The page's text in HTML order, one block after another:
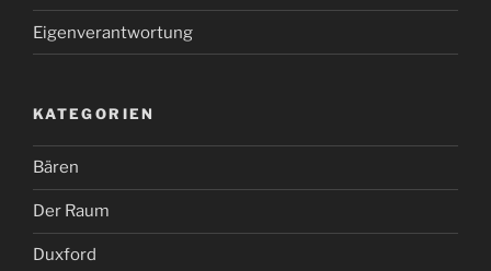
Eigenverantwortung
KATEGORIEN
Bären
Der Raum
Duxford